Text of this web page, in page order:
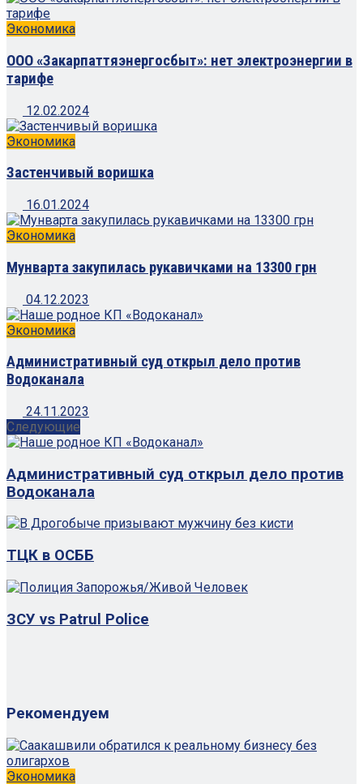
Экономика
ООО «Закарпаттяэнергосбыт»: нет электроэнергии в
тарифе
12.02.2024
Экономика
Застенчивый воришка
16.01.2024
Экономика
Мунварта закупилась рукавичками на 13300 грн
04.12.2023
Экономика
Административный суд открыл дело против
Водоканала
24.11.2023
Следующие
Административный суд открыл дело против
Водоканала
ТЦК в ОСББ
ЗСУ vs Patrul Police
Рекомендуем
Экономика